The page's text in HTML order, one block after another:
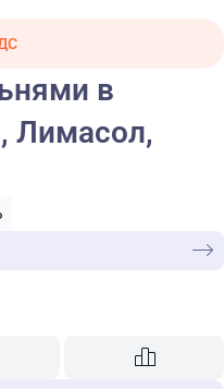
в
Лимасол,